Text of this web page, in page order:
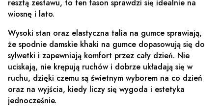
resztą zestawu, to ten fason sprawdzi się idealnie na
wiosnę i lato.
Wysoki stan oraz elastyczna talia na gumce sprawiają,
że spodnie damskie khaki na gumce dopasowują się do
sylwetki i zapewniają komfort przez cały dzień. Nie
uciskają, nie krępują ruchów i dobrze układają się w
ruchu, dzięki czemu są świetnym wyborem na co dzień
oraz na wyjścia, kiedy liczy się wygoda i estetyka
jednocześnie.